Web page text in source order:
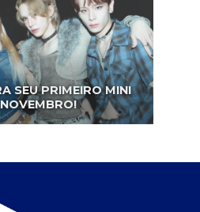
SEU PRIMEIRO MINI